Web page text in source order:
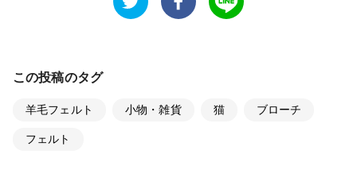
この投稿のタグ
羊毛フェルト 小物・雑貨 猫 ブローチ
フェルト